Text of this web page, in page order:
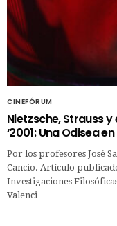
CINEFÓRUM
Nietzsche, Strauss
‘2001: Una Odisea
Por los profesores José
Cancio. Artículo
Investigaciones
Valenci…